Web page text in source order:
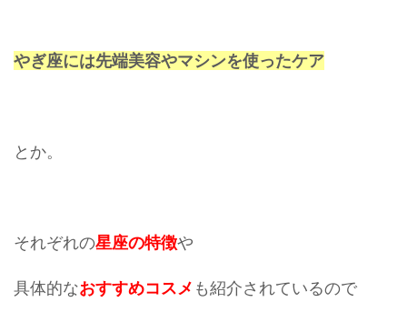
やぎ座には先端美容やマシンを使ったケア
とか。
それぞれの星座の特徴や
具体的なおすすめコスメ も紹介されているので